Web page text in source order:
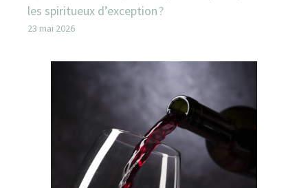
les spiritueux d’exception ?
23 mai 2026